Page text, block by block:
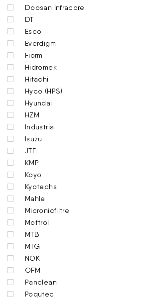
Doosan Infracore
DT
Esco
Everdigm
Fiorm
Hidromek
Hitachi
Hyco (HPS)
Hyundai
HZM
Industria
Isuzu
JTF
KMP
Koyo
Kyotechs
Mahle
Micronicfiltre
Mottrol
MTB
MTG
NOK
OFM
Panclean
Poqutec